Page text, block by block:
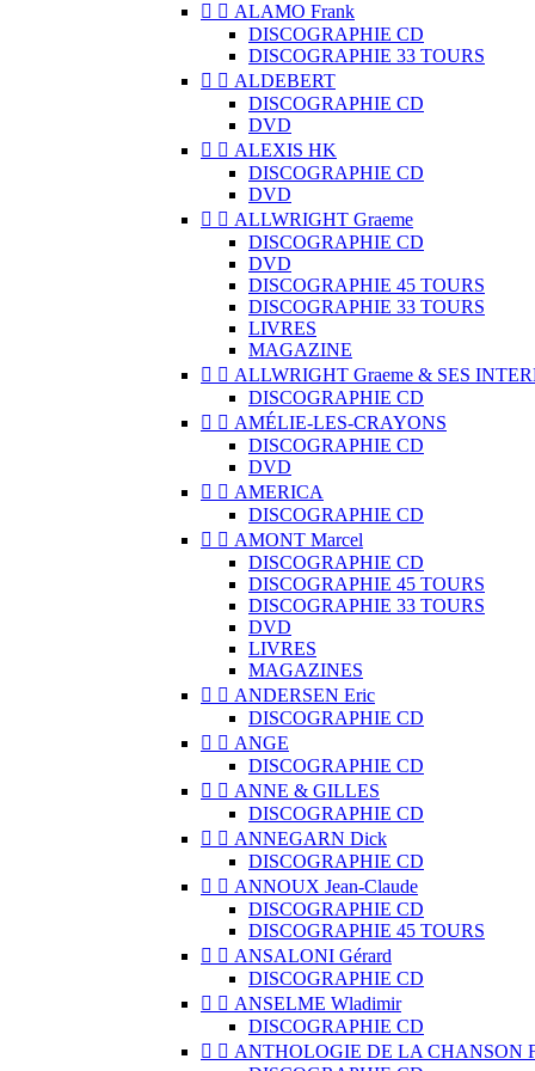
  ALAMO Frank
DISCOGRAPHIE CD
DISCOGRAPHIE 33 TOURS
  ALDEBERT
DISCOGRAPHIE CD
DVD
  ALEXIS HK
DISCOGRAPHIE CD
DVD
  ALLWRIGHT Graeme
DISCOGRAPHIE CD
DVD
DISCOGRAPHIE 45 TOURS
DISCOGRAPHIE 33 TOURS
LIVRES
MAGAZINE
  ALLWRIGHT Graeme & SES
DISCOGRAPHIE CD
  AMÉLIE-LES-CRAYONS
DISCOGRAPHIE CD
DVD
  AMERICA
DISCOGRAPHIE CD
  AMONT Marcel
DISCOGRAPHIE CD
DISCOGRAPHIE 45 TOURS
DISCOGRAPHIE 33 TOURS
DVD
LIVRES
MAGAZINES
  ANDERSEN Eric
DISCOGRAPHIE CD
  ANGE
DISCOGRAPHIE CD
  ANNE & GILLES
DISCOGRAPHIE CD
  ANNEGARN Dick
DISCOGRAPHIE CD
  ANNOUX Jean-Claude
DISCOGRAPHIE CD
DISCOGRAPHIE 45 TOURS
  ANSALONI Gérard
DISCOGRAPHIE CD
  ANSELME Wladimir
DISCOGRAPHIE CD
  ANTHOLOGIE DE LA CHANSON